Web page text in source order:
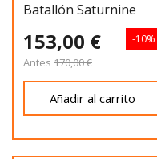
Batallón Saturnine
153,00 €
Antes 170,00 €
-10%
Añadir al carrito